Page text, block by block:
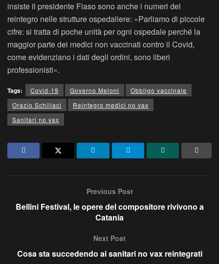
insiste il presidente Fiaso sono anche i numeri del
reintegro nelle strutture ospedaliere: «Parliamo di piccole
cifre: si tratta di poche unità per ogni ospedale perché la
maggior parte dei medici non vaccinati contro il Covid,
come evidenziano i dati degli ordini, sono liberi
professionisti».
Tags: Covid-19 Governo Meloni
Obbligo vaccinale
Orazio Schillaci
Reintegro medici no vax
Sanitari no vax
Previous Post
Bellini Festival, le opere del compositore rivivono a
Catania
Next Post
Cosa sta succedendo ai sanitari no vax reintegrati